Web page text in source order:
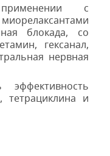
с
блокада, со
гексанал,
нервная
тетрациклина и